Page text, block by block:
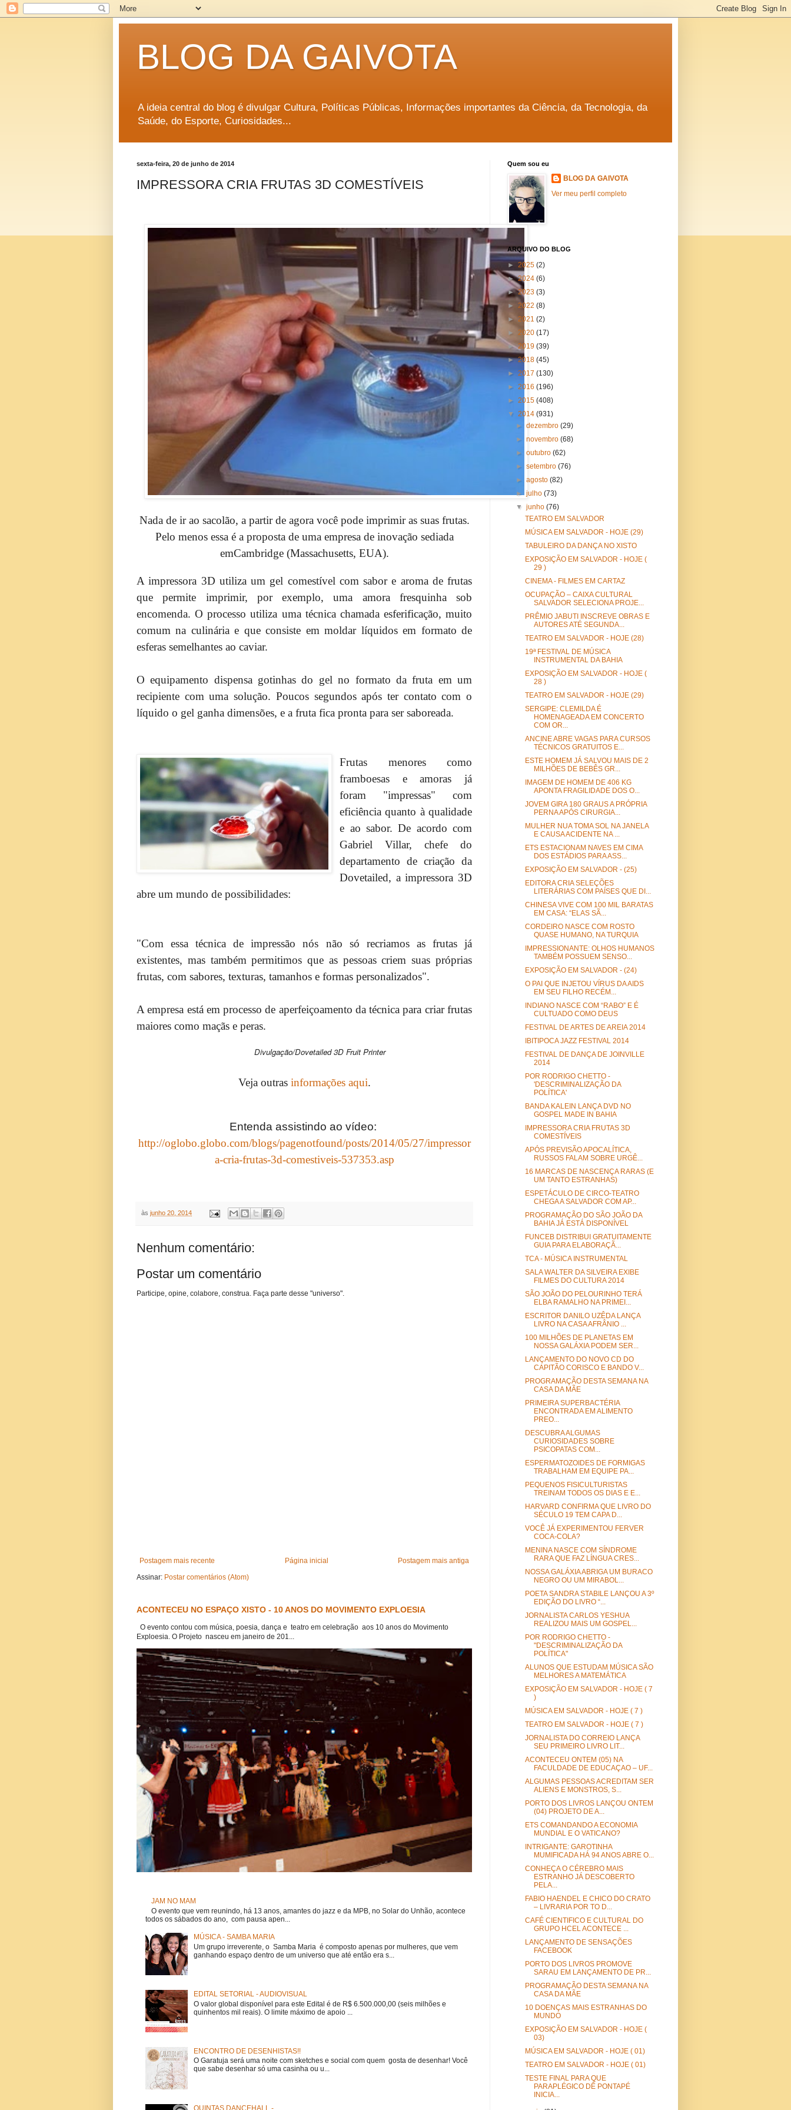
BLOG DA GAIVOTA
A ideia central do blog é divulgar Cultura, Políticas Públicas, Informações importantes da Ciência, da Tecnologia, da
Saúde, do Esporte, Curiosidades...
sexta-feira, 20 de junho de 2014
IMPRESSORA CRIA FRUTAS 3D COMESTÍVEIS
Nada de ir ao sacolão, a partir de agora você pode imprimir as suas frutas.
Pelo menos essa é a proposta de uma empresa de inovação sediada
emCambridge (Massachusetts, EUA).
A impressora 3D utiliza um gel comestível com sabor e aroma de frutas
que permite imprimir, por exemplo, uma amora fresquinha sob
encomenda. O processo utiliza uma técnica chamada esferificação, muito
comum na culinária e que consiste em moldar líquidos em formato de
esferas semelhantes ao caviar.
O equipamento dispensa gotinhas do gel no formato da fruta em um
recipiente com uma solução. Poucos segundos após ter contato com o
líquido o gel ganha dimensões, e a fruta fica pronta para ser saboreada.
Frutas menores como
framboesas e amoras já
foram "impressas" com
eficiência quanto à qualidade
e ao sabor. De acordo com
Gabriel Villar, chefe do
departamento de criação da
Dovetailed, a impressora 3D
abre um mundo de possibilidades:
"Com essa técnica de impressão nós não só recriamos as frutas já
existentes, mas também permitimos que as pessoas criem suas próprias
frutas, com sabores, texturas, tamanhos e formas personalizados".
A empresa está em processo de aperfeiçoamento da técnica para criar frutas
maiores como maçãs e peras.
Divulgação/Dovetailed 3D Fruit Printer
Veja outras informações aqui.
Entenda assistindo ao vídeo:
http://oglobo.globo.com/blogs/pagenotfound/posts/2014/05/27/impressor
a-cria-frutas-3d-comestiveis-537353.asp
às junho 20, 2014
Nenhum comentário:
Postar um comentário
Participe, opine, colabore, construa. Faça parte desse "universo".
Postagem mais recente Postagem mais antiga
Página inicial
Assinar: Postar comentários (Atom)
ACONTECEU NO ESPAÇO XISTO - 10 ANOS DO MOVIMENTO EXPLOESIA
O evento contou com música, poesia, dança e teatro em celebração aos 10 anos do Movimento
Exploesia. O Projeto nasceu em janeiro de 201...
JAM NO MAM
O evento que vem reunindo, há 13 anos, amantes do jazz e da MPB, no Solar do Unhão, acontece
todos os sábados do ano, com pausa apen...
MÚSICA - SAMBA MARIA
Um grupo irreverente, o Samba Maria é composto apenas por mulheres, que vem
ganhando espaço dentro de um universo que até então era s...
EDITAL SETORIAL - AUDIOVISUAL
O valor global disponível para este Edital é de R$ 6.500.000,00 (seis milhões e
quinhentos mil reais). O limite máximo de apoio ...
ENCONTRO DE DESENHISTAS!!
O Garatuja será uma noite com sketches e social com quem gosta de desenhar! Você
que sabe desenhar só uma casinha ou u...
QUINTAS DANCEHALL -
Quem sou eu
BLOG DA GAIVOTA
Ver meu perfil completo
ARQUIVO DO BLOG
► 2025 (2)
►2024 (6)
►2023 (3)
► 2022 (8)
► 2021 (2)
► 2020 (17)
►2019 (39)
►2018 (45)
► 2017 (130)
► 2016 (196)
► 2015 (408)
▼ 2014 (931)
►dezembro(29)
►novembro(68)
►outubro(62)
►setembro(76)
►agosto(82)
►julho(73)
▼junho(76)
TEATRO EM SALVADOR
MÚSICA EM SALVADOR - HOJE (29)
TABULEIRO DA DANÇA NO XISTO
EXPOSIÇÃO EM SALVADOR - HOJE (
29 )
CINEMA - FILMES EM CARTAZ
OCUPAÇÃO – CAIXA CULTURAL
SALVADOR SELECIONA PROJE...
PRÊMIO JABUTI INSCREVE OBRAS E
AUTORES ATÉ SEGUNDA...
TEATRO EM SALVADOR - HOJE (28)
19ª FESTIVAL DE MÚSICA
INSTRUMENTAL DA BAHIA
EXPOSIÇÃO EM SALVADOR - HOJE (
28 )
TEATRO EM SALVADOR - HOJE (29)
SERGIPE: CLEMILDA É
HOMENAGEADA EM CONCERTO
COM OR...
ANCINE ABRE VAGAS PARA CURSOS
TÉCNICOS GRATUITOS E...
ESTE HOMEM JÁ SALVOU MAIS DE 2
MILHÕES DE BEBÊS GR...
IMAGEM DE HOMEM DE 406 KG
APONTA FRAGILIDADE DOS O...
JOVEM GIRA 180 GRAUS A PRÓPRIA
PERNA APÓS CIRURGIA...
MULHER NUA TOMA SOL NA JANELA
E CAUSA ACIDENTE NA ...
ETS ESTACIONAM NAVES EM CIMA
DOS ESTÁDIOS PARA ASS...
EXPOSIÇÃO EM SALVADOR - (25)
EDITORA CRIA SELEÇÕES
LITERÁRIAS COM PAÍSES QUE DI...
CHINESA VIVE COM 100 MIL BARATAS
EM CASA: “ELAS SÃ...
CORDEIRO NASCE COM ROSTO
QUASE HUMANO, NA TURQUIA
IMPRESSIONANTE: OLHOS HUMANOS
TAMBÉM POSSUEM SENSO...
EXPOSIÇÃO EM SALVADOR - (24)
O PAI QUE INJETOU VÍRUS DA AIDS
EM SEU FILHO RECÉM...
INDIANO NASCE COM “RABO” E É
CULTUADO COMO DEUS
FESTIVAL DE ARTES DE AREIA 2014
IBITIPOCA JAZZ FESTIVAL 2014
FESTIVAL DE DANÇA DE JOINVILLE
2014
POR RODRIGO CHETTO -
'DESCRIMINALIZAÇÃO DA
POLÍTICA'
BANDA KALEIN LANÇA DVD NO
GOSPEL MADE IN BAHIA
IMPRESSORA CRIA FRUTAS 3D
COMESTÍVEIS
APÓS PREVISÃO APOCALÍTICA,
RUSSOS FALAM SOBRE URGÊ...
16 MARCAS DE NASCENÇA RARAS (E
UM TANTO ESTRANHAS)
ESPETÁCULO DE CIRCO-TEATRO
CHEGA A SALVADOR COM AP...
PROGRAMAÇÃO DO SÃO JOÃO DA
BAHIA JÁ ESTÁ DISPONÍVEL
FUNCEB DISTRIBUI GRATUITAMENTE
GUIA PARA ELABORAÇÃ...
TCA - MÚSICA INSTRUMENTAL
SALA WALTER DA SILVEIRA EXIBE
FILMES DO CULTURA 2014
SÃO JOÃO DO PELOURINHO TERÁ
ELBA RAMALHO NA PRIMEI...
ESCRITOR DANILO UZÊDA LANÇA
LIVRO NA CASA AFRÂNIO ...
100 MILHÕES DE PLANETAS EM
NOSSA GALÁXIA PODEM SER...
LANÇAMENTO DO NOVO CD DO
CAPITÃO CORISCO E BANDO V...
PROGRAMAÇÃO DESTA SEMANA NA
CASA DA MÃE
PRIMEIRA SUPERBACTÉRIA
ENCONTRADA EM ALIMENTO
PREO...
DESCUBRA ALGUMAS
CURIOSIDADES SOBRE
PSICOPATAS COM...
ESPERMATOZOIDES DE FORMIGAS
TRABALHAM EM EQUIPE PA...
PEQUENOS FISICULTURISTAS
TREINAM TODOS OS DIAS E E...
HARVARD CONFIRMA QUE LIVRO DO
SÉCULO 19 TEM CAPA D...
VOCÊ JÁ EXPERIMENTOU FERVER
COCA-COLA?
MENINA NASCE COM SÍNDROME
RARA QUE FAZ LÍNGUA CRES...
NOSSA GALÁXIA ABRIGA UM BURACO
NEGRO OU UM MIRABOL...
POETA SANDRA STABILE LANÇOU A 3º
EDIÇÃO DO LIVRO “...
JORNALISTA CARLOS YESHUA
REALIZOU MAIS UM GOSPEL...
POR RODRIGO CHETTO -
"DESCRIMINALIZAÇÃO DA
POLÍTICA"
ALUNOS QUE ESTUDAM MÚSICA SÃO
MELHORES A MATEMÁTICA
EXPOSIÇÃO EM SALVADOR - HOJE ( 7
)
MÚSICA EM SALVADOR - HOJE ( 7 )
TEATRO EM SALVADOR - HOJE ( 7 )
JORNALISTA DO CORREIO LANÇA
SEU PRIMEIRO LIVRO LIT...
ACONTECEU ONTEM (05) NA
FACULDADE DE EDUCAÇAO – UF...
ALGUMAS PESSOAS ACREDITAM SER
ALIENS E MONSTROS, S...
PORTO DOS LIVROS LANÇOU ONTEM
(04) PROJETO DE A...
ETS COMANDANDO A ECONOMIA
MUNDIAL E O VATICANO?
INTRIGANTE: GAROTINHA
MUMIFICADA HÁ 94 ANOS ABRE O...
CONHEÇA O CÉREBRO MAIS
ESTRANHO JÁ DESCOBERTO
PELA...
FABIO HAENDEL E CHICO DO CRATO
– LIVRARIA POR TO D...
CAFÉ CIENTIFICO E CULTURAL DO
GRUPO HCEL ACONTECE ...
LANÇAMENTO DE SENSAÇÕES
FACEBOOK
PORTO DOS LIVROS PROMOVE
SARAU EM LANÇAMENTO DE PR...
PROGRAMAÇÃO DESTA SEMANA NA
CASA DA MÃE
10 DOENÇAS MAIS ESTRANHAS DO
MUNDO
EXPOSIÇÃO EM SALVADOR - HOJE (
03)
MÚSICA EM SALVADOR - HOJE ( 01)
TEATRO EM SALVADOR - HOJE ( 01)
TESTE FINAL PARA QUE
PARAPLÉGICO DÊ PONTAPÉ
INICIA...